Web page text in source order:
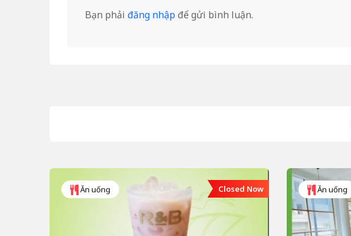
Bạn phải đăng nhập để gửi bình luận.
Ăn uống Closed Now Ăn uống